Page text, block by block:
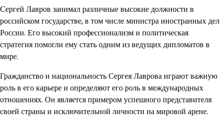
Сергей Лавров занимал различные высокие должности в
российском государстве, в том числе министра иностранных дел
России. Его высокий профессионализм и политическая
стратегия помогли ему стать одним из ведущих дипломатов в
мире.
Гражданство и национальность Сергея Лаврова играют важную
роль в его карьере и определяют его роль в международных
отношениях. Он является примером успешного представителя
своей страны и исключительной личности на мировой арене.